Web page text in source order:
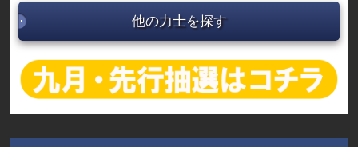
他の力士を探す